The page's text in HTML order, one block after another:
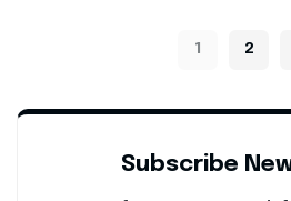
1 2
Subscribe